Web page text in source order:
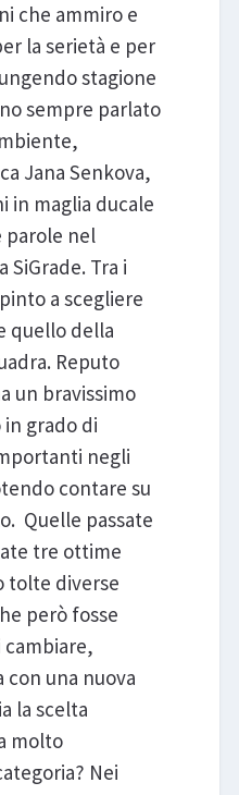
che ammiro e
la serietà e per
stagione
sempre parlato
Jana Senkova,
in maglia ducale
parole nel
SiGrade. Tra i
a scegliere
quello della
Reputo
un bravissimo
grado di
negli
contare su
Quelle passate
tre ottime
tolte diverse
però fosse
una nuova
la scelta
molto
Nei